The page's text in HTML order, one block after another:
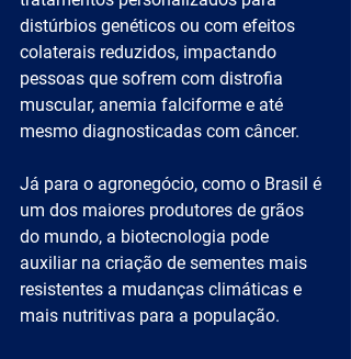
distúrbios genéticos ou com efeitos
colaterais reduzidos, impactando
pessoas que sofrem com distrofia
muscular, anemia falciforme e até
mesmo diagnosticadas com câncer.
Já para o agronegócio, como o Brasil é
um dos maiores produtores de grãos
do mundo, a biotecnologia pode
auxiliar na criação de sementes mais
resistentes a mudanças climáticas e
mais nutritivas para a população.